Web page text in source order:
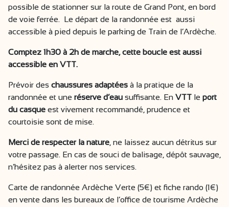
possible de stationner sur la route de Grand Pont, en bord
de voie ferrée. Le départ de la randonnée est aussi
accessible à pied depuis le parking de Train de l’Ardèche.
Comptez 1h30 à 2h de marche, cette boucle est aussi
accessible en VTT.
Prévoir des chaussures adaptées à la pratique de la
randonnée et une réserve d’eau suffisante. En VTT le port
du casque est vivement recommandé, prudence et
courtoisie sont de mise.
Merci de respecter la nature , ne laissez aucun détritus sur
votre passage. En cas de souci de balisage, dépôt sauvage,
n’hésitez pas à alerter nos services.
Carte de randonnée Ardèche Verte (5€) et fiche rando (1€)
en vente dans les bureaux de l’office de tourisme Ardèche